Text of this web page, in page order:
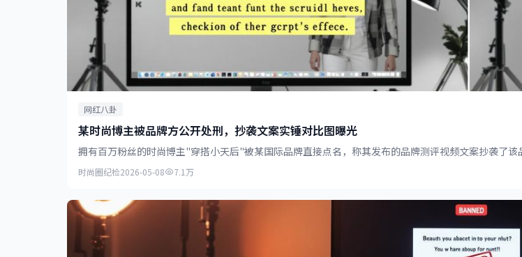
网红八卦
某时尚博主被品牌方公开处刑，抄袭文案实锤对比图曝光
拥有百万粉丝的时尚博主"穿搭小天后"被某国际品牌直接点名，称其发布的品牌测评视频文案抄袭了该
时尚圈纪检2026-05-08 7.1万